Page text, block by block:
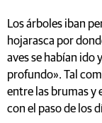
Los árboles iban
hojarasca por
aves se habían ido
profundo». Tal
entre las brumas y
con el paso de los